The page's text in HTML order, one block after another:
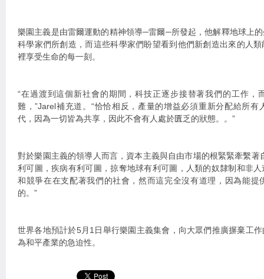
樂園主義是由雷爾運動的精神領導─雷爾─所發起，他解釋地球上
科學家們所創造，而這些科學家們盼望看到他們新創造出來的人
裡享受生命的每一刻。
“在過渡到這個新社會的期間，科技正逐步接替著我們的工作，
難，”Jarel補充道。“恰恰相反，產量的增益必須重新分配給所有
代，因為一切皆為共享，因此不會有人處於匱乏的狀態。。”
對於樂園主義的領導人而言，資本主義與自由市場的根緊緊牽繫著
利可圖，疾病有利可圖，掠奪地球有利可圖，人類的奴隸制和非
和競爭在在支配著我們的社會，然而這完全沒有道理，因為能提
的。”
世界各地預計於5月1日舉行樂園主義集會，向大眾們推廣摒棄工
為和平產業的急迫性。